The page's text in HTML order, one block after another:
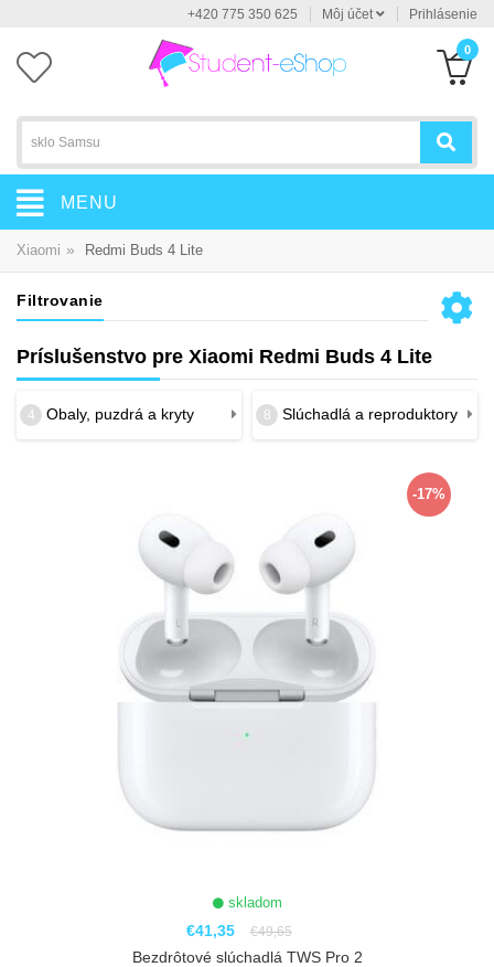
+420 775 350 625 Môj účet Prihlásenie
0
MENU
Xiaomi » Redmi Buds 4 Lite
Filtrovanie
Príslušenstvo pre Xiaomi Redmi Buds 4 Lite
4 Obaly, puzdrá a kryty 8 Slúchadlá a reproduktory
-17%
skladom
€41,35 €49,65
Bezdrôtové slúchadlá TWS Pro 2